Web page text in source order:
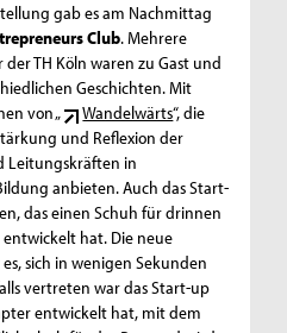
gab es am Nachmittag
Club. Mehrere
TH Köln waren zu Gast und
Geschichten. Mit
von „
Wandelwärts“, die
und Reflexion der
Leitungskräften in
anbieten. Auch das Start-
das einen Schuh für drinnen
hat. Die neue
sich in wenigen Sekunden
vertreten war das Start-up
entwickelt hat, mit dem